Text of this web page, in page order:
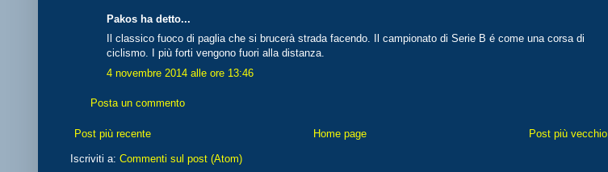
Pakos ha detto...
Il classico fuoco di paglia che si brucerà strada facendo. Il campionato di Serie B é come una corsa di
ciclismo. I più forti vengono fuori alla distanza.
4 novembre 2014 alle ore 13:46
Posta un commento
Post più recente Post più vecchio
Home page
Iscriviti a: Commenti sul post (Atom)